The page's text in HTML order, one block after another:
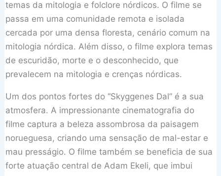
temas da mitologia e folclore nórdicos. O filme se
passa em uma comunidade remota e isolada
cercada por uma densa floresta, cenário comum na
mitologia nórdica. Além disso, o filme explora temas
de escuridão, morte e o desconhecido, que
prevalecem na mitologia e crenças nórdicas.
Um dos pontos fortes do “Skyggenes Dal” é a sua
atmosfera. A impressionante cinematografia do
filme captura a beleza assombrosa da paisagem
norueguesa, criando uma sensação de mal-estar e
mau presságio. O filme também se beneficia de sua
forte atuação central de Adam Ekeli, que imbui